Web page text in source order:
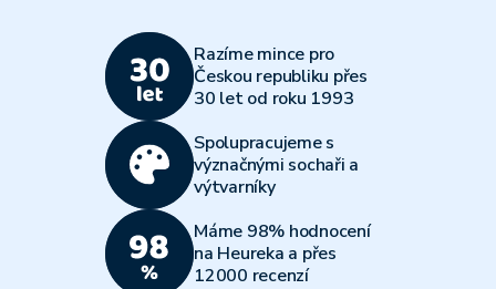
Razíme mince pro
Českou republiku přes
30 let od roku 1993
Spolupracujeme s
význačnými sochaři a
výtvarníky
Máme 98% hodnocení
na Heureka a přes
12000 recenzí